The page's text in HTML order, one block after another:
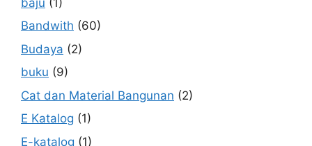
Bandwith (60)
Budaya (2)
buku (9)
Cat dan Material Bangunan (2)
E Katalog (1)
E-katalog (1)